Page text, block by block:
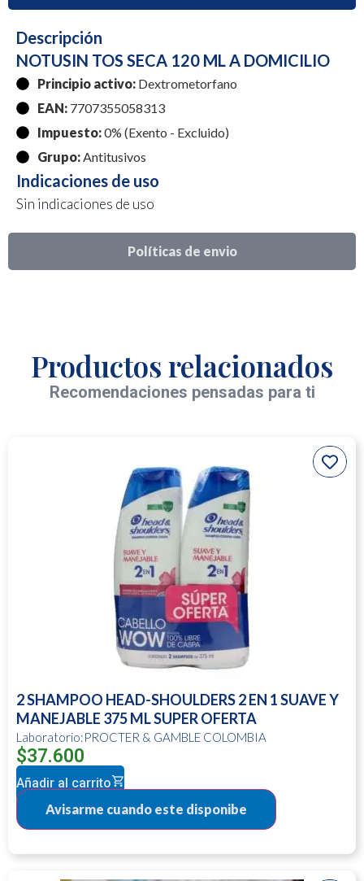
Políticas de envio
Descripción
NOTUSIN TOS SECA 120 ML A DOMICILIO
Principio activo: Dextrometorfano
EAN: 7707355058313
Impuesto:0% (Exento - Excluido)
Grupo:Antitusivos
Indicaciones de uso
Sin indicaciones de uso
Productos relacionados
Recomendaciones pensadas para ti
2 SHAMPOO HEAD-SHOULDERS 2 EN 1 SUAVE Y
MANEJABLE 375 ML SUPER OFERTA
Laboratorio:PROCTER & GAMBLE COLOMBIA
$37.600
Añadir al carrito